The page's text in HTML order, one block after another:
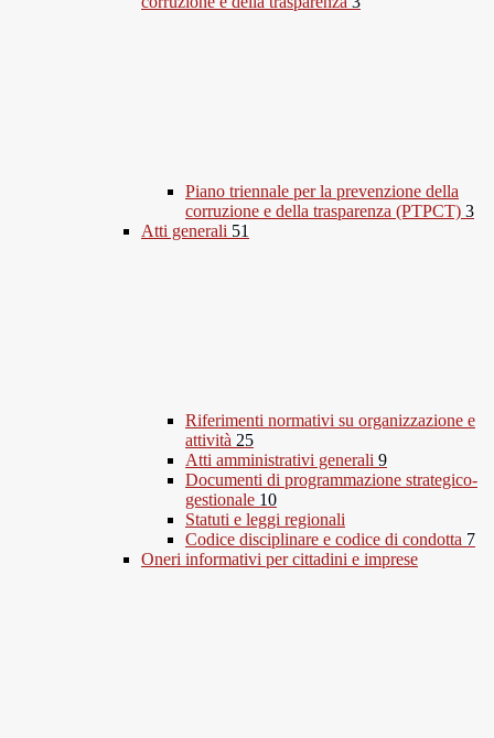
Piano triennale per la prevenzione della
corruzione e della trasparenza (PTPCT) 3
Atti generali 51
Riferimenti normativi su organizzazione e
attività 25
Atti amministrativi generali 9
Documenti di programmazione strategico-
gestionale 10
Statuti e leggi regionali
Codice disciplinare e codice di condotta 7
Oneri informativi per cittadini e imprese